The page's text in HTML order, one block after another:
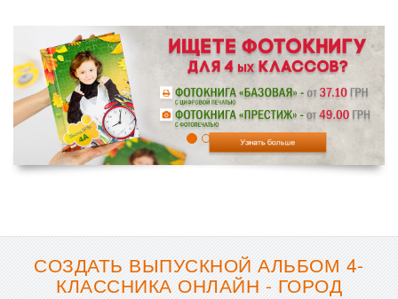
СОЗДАТЬ ВЫПУСКНОЙ АЛЬБОМ 4-
КЛАССНИКА ОНЛАЙН - ГОРОД